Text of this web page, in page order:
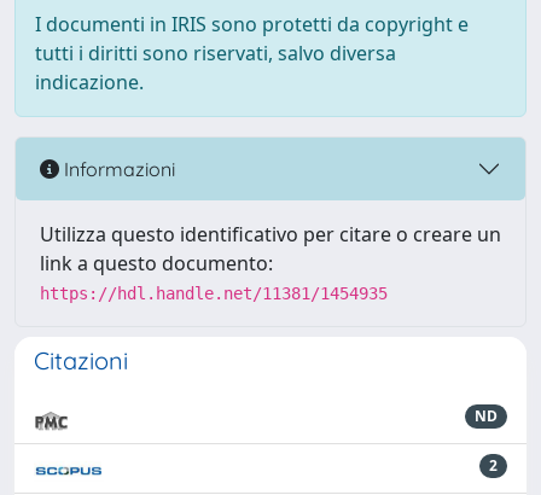
I documenti in IRIS sono protetti da copyright e
tutti i diritti sono riservati, salvo diversa
indicazione.
Informazioni
Utilizza questo identificativo per citare o creare un
link a questo documento:
https://hdl.handle.net/11381/1454935
Citazioni
ND
2